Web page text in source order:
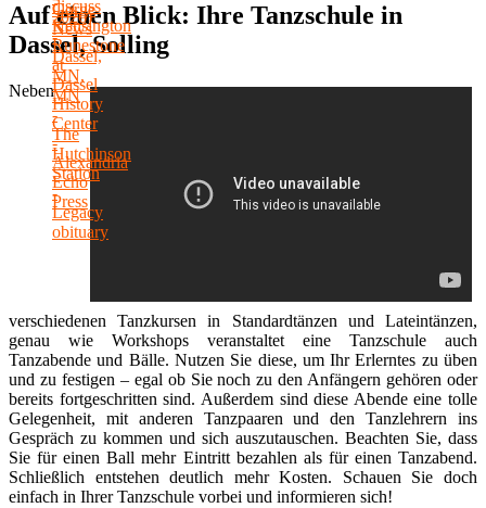
Auf einen Blick: Ihre Tanzschule in
Dassel, Solling
Neben
verschiedenen Tanzkursen in Standardtänzen und Lateintänzen,
genau wie Workshops veranstaltet eine Tanzschule auch
Tanzabende und Bälle. Nutzen Sie diese, um Ihr Erlerntes zu üben
und zu festigen – egal ob Sie noch zu den Anfängern gehören oder
bereits fortgeschritten sind. Außerdem sind diese Abende eine tolle
Gelegenheit, mit anderen Tanzpaaren und den Tanzlehrern ins
Gespräch zu kommen und sich auszutauschen. Beachten Sie, dass
Sie für einen Ball mehr Eintritt bezahlen als für einen Tanzabend.
Schließlich entstehen deutlich mehr Kosten. Schauen Sie doch
einfach in Ihrer Tanzschule vorbei und informieren sich!